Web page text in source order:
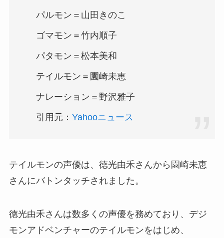
パルモン＝山田きのこ
ゴマモン＝竹内順子
パタモン＝松本美和
テイルモン＝園崎未恵
ナレーション＝野沢雅子
引用元： Yahooニュース
テイルモンの声優は、徳光由禾さんから園崎未恵
さんにバトンタッチされました。
徳光由禾さんは数多くの声優を務めており、デジ
モンアドベンチャーのテイルモンをはじめ、